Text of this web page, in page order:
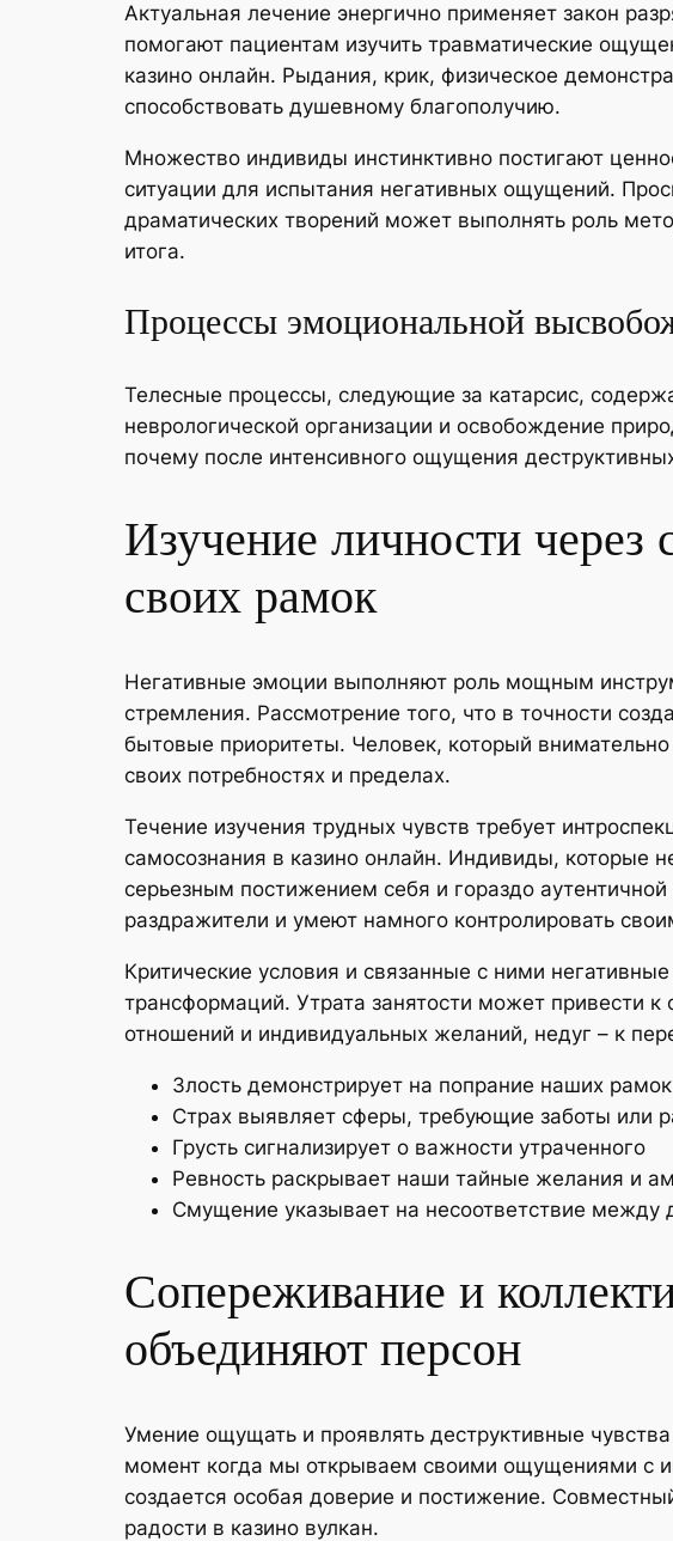
Актуальная лечение энергично применяет закон
помогают пациентам изучить травматические
казино онлайн. Рыдания, крик, физическое
способствовать душевному благополучию.
Множество индивиды инстинктивно постигают
ситуации для испытания негативных ощущений.
драматических творений может выполнять роль
итога.
Процессы эмоциональной
Телесные процессы, следующие за катарсис,
неврологической организации и освобождение
почему после интенсивного ощущения
Изучение личности
своих рамок
Негативные эмоции выполняют роль мощным
стремления. Рассмотрение того, что в точности
бытовые приоритеты. Человек, который
своих потребностях и пределах.
Течение изучения трудных чувств требует
самосознания в казино онлайн. Индивиды, которые
серьезным постижением себя и гораздо
раздражители и умеют намного контролировать
Критические условия и связанные с ними
трансформаций. Утрата занятости может привести
отношений и индивидуальных желаний, недуг – к
Злость демонстрирует на попрание наших
Страх выявляет сферы, требующие заботы или
Грусть сигнализирует о важности утраченного
Ревность раскрывает наши тайные желания и
Смущение указывает на несоответствие между
Сопереживание и
объединяют персон
Умение ощущать и проявлять деструктивные
момент когда мы открываем своими ощущениями с
создается особая доверие и постижение.
радости в казино вулкан.